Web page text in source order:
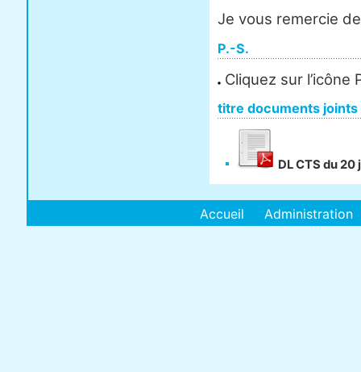
Je vous remercie
P.-S.
Cliquez sur
titre documents joints
DL CTS du
Accueil Administration